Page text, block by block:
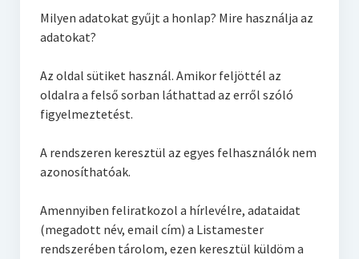
Adatvédelmi tájékoztató
Készülj a szülésre
Gyermekágyas kísérés
Baba
Szoptatás
Várandósság
Ovisok
Milyen adatokat gyűjt a honlap? Mire használja az
adatokat?
Az oldal sütiket használ. Amikor feljöttél az
oldalra a felső sorban láthattad az erről szóló
figyelmeztetést.
A rendszeren keresztül az egyes felhasználók nem
azonosíthatóak.
Amennyiben feliratkozol a hírlevélre, adataidat
(megadott név, email cím) a Listamester
rendszerében tárolom, ezen keresztül küldöm a